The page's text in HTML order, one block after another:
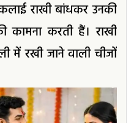
राखी बांधकर उनकी
करती हैं। राखी
में रखी जाने वाली चीजों